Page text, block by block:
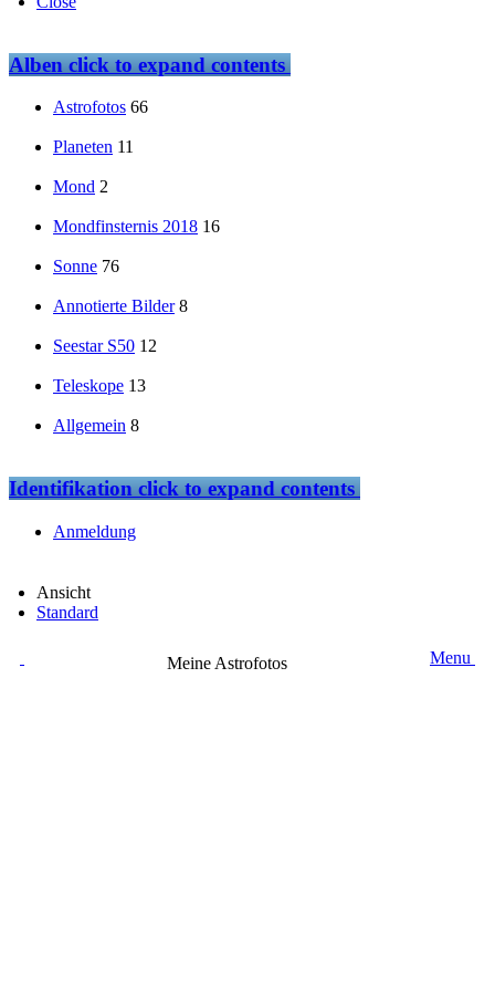
Albenclick to expand contents
Astrofotos 66
Planeten 11
Mond 2
Mondfinsternis 2018 16
Sonne 76
Annotierte Bilder 8
Seestar S50 12
Teleskope 13
Allgemein 8
Identifikationclick to expand contents
Anmeldung
Ansicht
Standard
Meine Astrofotos Menu